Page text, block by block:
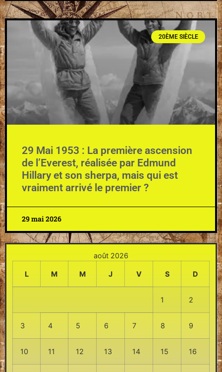
20ÈME SIÈCLE
29 Mai 1953 : La première ascension
de l’Everest, réalisée par Edmund
Hillary et son sherpa, mais qui est
vraiment arrivé le premier ?
29 mai 2026
août 2026
L M M J V S D
1 2
3 4 5 6 7 8 9
10 11 12 13 14 15 16